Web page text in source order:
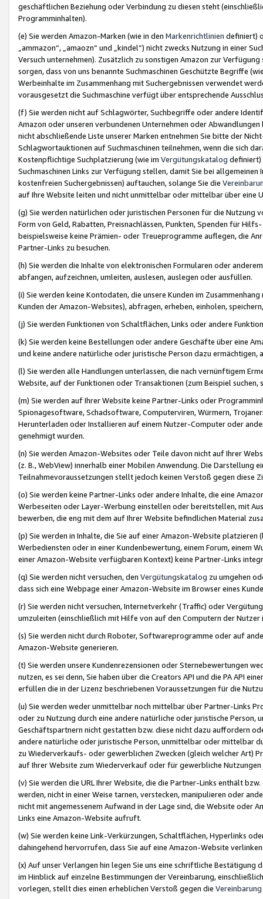
geschäftlichen Beziehung oder Verbindung zu diesen steht
Programminhalten).
(e) Sie werden Amazon-Marken (wie in den Markenrichtlinien definiert)
„ammazon“, „amaozn“ und „kindel“) nicht zwecks Nutzung in einer
Versuch unternehmen). Zusätzlich zu sonstigen Amazon zur
sorgen, dass von uns benannte Suchmaschinen Geschützte Begriffe
Werbeinhalte im Zusammenhang mit Suchergebnissen verwendet
vorausgesetzt die Suchmaschine verfügt über entsprechende
(f) Sie werden nicht auf Schlagwörter, Suchbegriffe oder andere
Amazon oder unseren verbundenen Unternehmen oder
nicht abschließende Liste unserer Marken entnehmen Sie bitte der
Schlagwortauktionen auf Suchmaschinen teilnehmen, wenn die sich
Kostenpflichtige Suchplatzierung (wie im Vergütungskatalog definiert)
Suchmaschinen Links zur Verfügung stellen, damit Sie bei
kostenfreien Suchergebnissen) auftauchen, solange Sie die
auf Ihre Website leiten und nicht unmittelbar oder mittelbar über eine
(g) Sie werden natürlichen oder juristischen Personen für die Nutzung
Form von Geld, Rabatten, Preisnachlässen, Punkten, Spenden für
beispielsweise keine Prämien- oder Treueprogramme auflegen, die
Partner-Links zu besuchen.
(h) Sie werden die Inhalte von elektronischen Formularen oder
abfangen, aufzeichnen, umleiten, auslesen, auslegen oder ausfüllen.
(i) Sie werden keine Kontodaten, die unsere Kunden im
Kunden der Amazon-Websites), abfragen, erheben, einholen,
(j) Sie werden Funktionen von Schaltflächen, Links oder andere
(k) Sie werden keine Bestellungen oder andere Geschäfte über eine
und keine andere natürliche oder juristische Person dazu
(l) Sie werden alle Handlungen unterlassen, die nach vernünftigem
Website, auf der Funktionen oder Transaktionen (zum Beispiel
(m) Sie werden auf Ihrer Website keine Partner-Links oder
Spionagesoftware, Schadsoftware, Computerviren, Würmern,
Herunterladen oder Installieren auf einem Nutzer-Computer oder
genehmigt wurden.
(n) Sie werden Amazon-Websites oder Teile davon nicht auf Ihrer
(z. B., WebView) innerhalb einer Mobilen Anwendung. Die Darstellung
Teilnahmevoraussetzungen stellt jedoch keinen Verstoß gegen diese
(o) Sie werden keine Partner-Links oder andere Inhalte, die eine
Werbeseiten oder Layer-Werbung einstellen oder bereitstellen, mit
bewerben, die eng mit dem auf Ihrer Website befindlichen Material
(p) Sie werden in Inhalte, die Sie auf einer Amazon-Website
Werbediensten oder in einer Kundenbewertung, einem Forum, einem
einer Amazon-Website verfügbaren Kontext) keine Partner-Links
(q) Sie werden nicht versuchen, den Vergütungskatalog zu umgehen
dass sich eine Webpage einer Amazon-Website im Browser eines
(r) Sie werden nicht versuchen, Internetverkehr (Traffic) oder
umzuleiten (einschließlich mit Hilfe von auf den Computern der
(s) Sie werden nicht durch Roboter, Softwareprogramme oder auf
Amazon-Website generieren.
(t) Sie werden unsere Kundenrezensionen oder Sternebewertungen
nutzen, es sei denn, Sie haben über die Creators API und die PA API
erfüllen die in der Lizenz beschriebenen Voraussetzungen für die
(u) Sie werden weder unmittelbar noch mittelbar über Partner-Links
oder zu Nutzung durch eine andere natürliche oder juristische
Geschäftspartnern nicht gestatten bzw. diese nicht dazu auffordern
andere natürliche oder juristische Person, unmittelbar oder mittelbar
zu Wiederverkaufs- oder gewerblichen Zwecken (gleich welcher Art)
auf Ihrer Website zum Wiederverkauf oder für gewerbliche
(v) Sie werden die URL Ihrer Website, die die Partner-Links enthält
werden, nicht in einer Weise tarnen, verstecken, manipulieren oder
nicht mit angemessenem Aufwand in der Lage sind, die Website oder
Links eine Amazon-Website aufruft.
(w) Sie werden keine Link-Verkürzungen, Schaltflächen, Hyperlinks
dahingehend hervorrufen, dass Sie auf eine Amazon-Website
(x) Auf unser Verlangen hin legen Sie uns eine schriftliche
im Hinblick auf einzelne Bestimmungen der Vereinbarung,
vorlegen, stellt dies einen erheblichen Verstoß gegen die Vereinbarung